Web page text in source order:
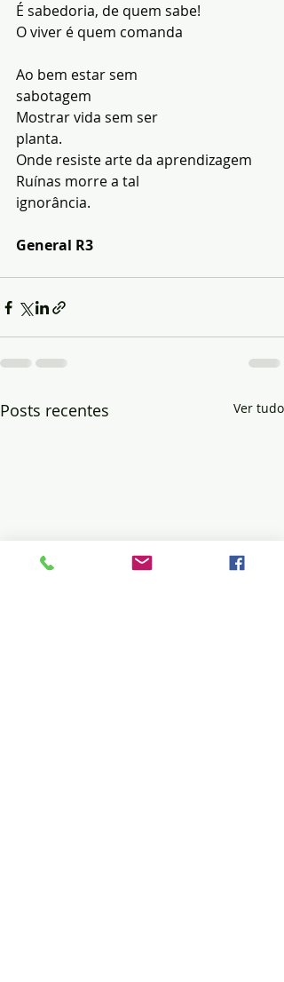
É sabedoria, de quem sabe!
O viver é quem comanda
Ao bem estar sem
sabotagem
Mostrar vida sem ser
planta.
Onde resiste arte da aprendizagem
Ruínas morre a tal
ignorância.
General R3
Posts recentes Ver tudo